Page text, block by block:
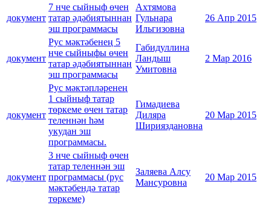
документ
7 нче сыйныф өчен
татар әдәбиятыннан
эш программасы
Ахтямова
Гульнара
Ильгизовна
26 Апр 2015
документ
Рус мәктәбенең 5
нче сыйныфы өчен
татар әдәбиятыннан
эш программасы
Габидуллина
Ландыш
Умитовна
2 Мар 2016
документ
Рус мәктәпләренең
1 сыйныф татар
төркеме өчен татар
теленнән һәм
укудан эш
программасы.
Гимадиева
Диляра
Ширияздановна
20 Мар 2015
документ
3 нче сыйныф өчен
татар теленнән эш
программасы (рус
мәктәбендә татар
төркеме)
Заляева Алсу
Мансуровна
20 Мар 2015